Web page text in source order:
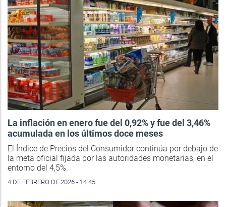
La inflación en enero fue del 0,92% y fue del 3,46%
acumulada en los últimos doce meses
El Índice de Precios del Consumidor continúa por debajo de
la meta oficial fijada por las autoridades monetarias, en el
entorno del 4,5%.
4 DE FEBRERO DE 2026 - 14:45